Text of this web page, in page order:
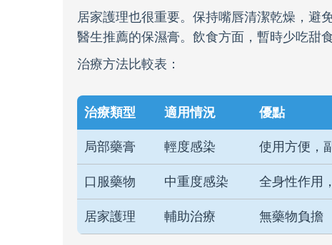
居家護理也很重要。保持嘴唇清潔乾燥，避
醫生推薦的保濕膏。飲食方面，暫時少吃甜
治療方法比較表：
治療類型 適用情況 優點
局部藥膏 輕度感染 使用方便，
口服藥物 中重度感染 全身性作用
居家護理 輔助治療 無藥物負擔